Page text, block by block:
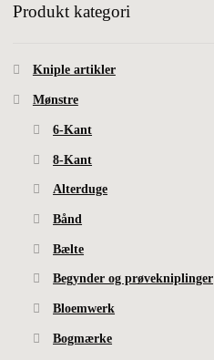
Produkt kategori
Kniple artikler
Mønstre
6-Kant
8-Kant
Alterduge
Bånd
Bælte
Begynder og prøvekniplinger
Bloemwerk
Bogmærke